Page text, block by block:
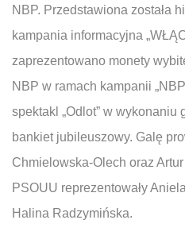
NBP. Przedstawiona została
kampania informacyjna
zaprezentowano monety
NBP w ramach kampanii
spektakl „Odlot” w wykonaniu
bankiet jubileuszowy. Galę
Chmielowska-Olech oraz
PSOUU reprezentowały
Halina Radzymińska.